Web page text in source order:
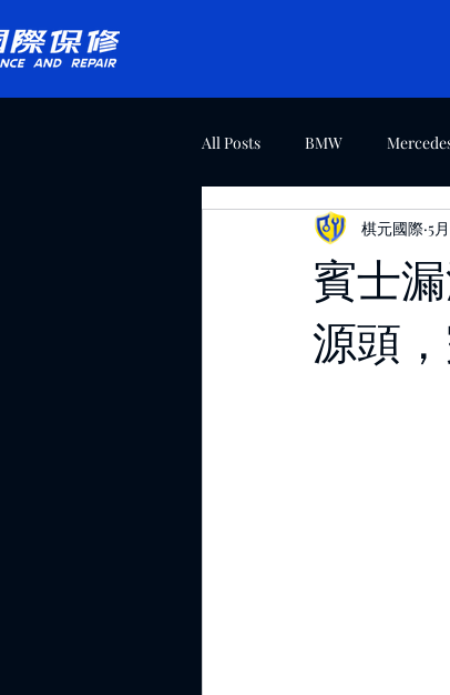
All Posts BMW
Bentley
Tesla
賓士
源頭
棋元國際 5